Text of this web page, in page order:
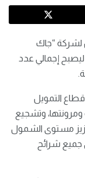
لشركة “جاك
ليصبح إجمالي عدد
التمويل
ومرونتها، وتشجيع
مستوى الشمول
جميع شرائح